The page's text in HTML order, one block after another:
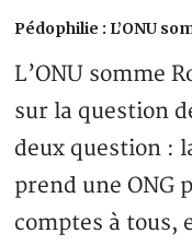
Pédophilie : L’ONU
L’ONU somme
sur la question
deux question :
prend une ONG
comptes à tous,